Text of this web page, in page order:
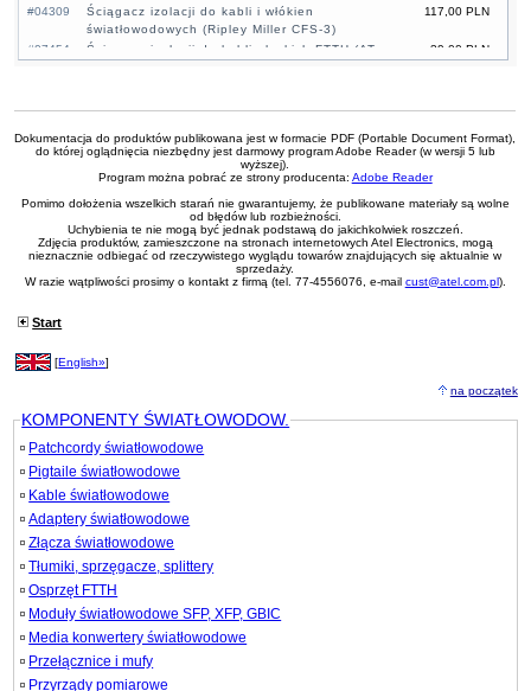
#04309
117,00 PLN
Ściągacz izolacji do kabli i włókien
światłowodowych (Ripley Miller CFS-3)
#07454
39,00 PLN
Ściągacz izolacji do kabli płaskich FTTH (AT-
#04304
539,00 PLN
Ściągacz płaszcza i zbrojenia kabla
światłowodowego, 8mm - 28,6mm (Ripley Miller
ACS)
#04300
192,00 PLN
Ściągacz płaszcza kabla światłowodowego,
4,5mm - 29mm (Ripley Miller RCS-114)
#04306
78,00 PLN
Ściągacz tub 1,6mm - 6mm, żółty (Ripley Miller
FTS)
#04314
78,00 PLN
Ściągacz tub do 2mm, czerwony (Ripley Miller
FTS-005)
Dokumentacja do produktów publikowana jest w formacie PDF (Portable Document Format),
do której oglądnięcia niezbędny jest darmowy program Adobe Reader (w wersji 5 lub
wyższej).
Program można pobrać ze strony producenta: Adobe Reader
Pomimo dołożenia wszelkich starań nie gwarantujemy, że publikowane materiały są wolne
od błędów lub rozbieżności.
Uchybienia te nie mogą być jednak podstawą do jakichkolwiek roszczeń.
Zdjęcia produktów, zamieszczone na stronach internetowych Atel Electronics, mogą
nieznacznie odbiegać od rzeczywistego wyglądu towarów znajdujących się aktualnie w
sprzedaży.
W razie wątpliwości prosimy o kontakt z firmą (tel. 77-4556076, e-mail cust@atel.com.pl).
Start
[English»]
na początek
KOMPONENTY ŚWIATŁOWODOW.
Patchcordy światłowodowe
Pigtaile światłowodowe
Kable światłowodowe
Adaptery światłowodowe
Złącza światłowodowe
Tłumiki, sprzęgacze, splittery
Osprzęt FTTH
Moduły światłowodowe SFP, XFP, GBIC
Media konwertery światłowodowe
Przełącznice i mufy
Przyrządy pomiarowe